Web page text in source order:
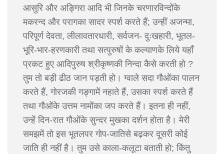
आसुरि और अङ्गिरा आदि भी जिनके चरणारविन्दोंके
मकरन्द और परागका सादर स्पर्श करते हैं; उन्हीं अजन्मा,
परिपूर्ण देवता, लीलावतारधारी, सर्वजन- दुःखहारी, भूतल-
भूरि-भार-हरणकारी तथा सत्पुरुषों के कल्याणके लिये यहाँ
प्रकट हुए आदिपुरुष श्रीकृष्णकी निन्दा कैसे करती हो ?
तुम तो बड़ी ढीठ जान पड़ती हो। ग्वाले सदा गौओंका पालन
करते हैं, गोरजकी गङ्गामें नहाते हैं, उसका स्पर्श करते हैं
तथा गौओंके उत्तम नामोंका जप करते हैं। इतना ही नहीं,
उन्हें दिन-रात गौओंके सुन्दर मुखका दर्शन होता है। मेरी
समझमें तो इस भूतलपर गोप-जातिसे बढ़कर दूसरी कोई
जाति ही नहीं है। तुम उसे काला-कलूटा बताती हो; किंतु